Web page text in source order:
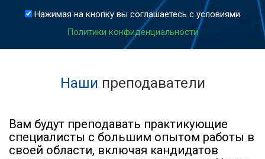
Нажимая на кнопку вы соглашаетесь с условиями
Политики конфиденциальности
Наши преподаватели
Вам будут преподавать практикующие
специалисты с большим опытом работы в
своей области, включая кандидатов